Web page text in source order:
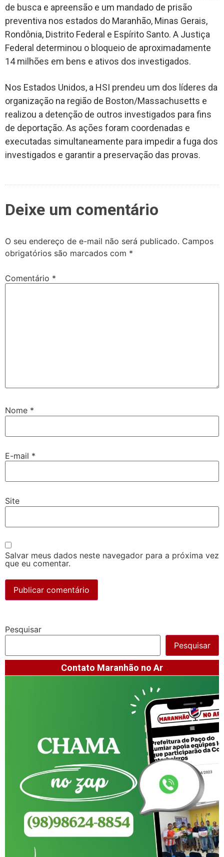
de busca e apreensão e um mandado de prisão
preventiva nos estados do Maranhão, Minas Gerais,
Rondônia, Distrito Federal e Espírito Santo. A Justiça
Federal determinou o bloqueio de aproximadamente
14 milhões em bens e ativos dos investigados.
Nos Estados Unidos, a HSI prendeu um dos líderes da
organização na região de Boston/Massachusetts e
realizou a detenção de outros investigados para fins
de deportação. As ações foram coordenadas e
executadas simultaneamente para impedir a fuga dos
investigados e garantir a preservação das provas.
Deixe um comentário
O seu endereço de e-mail não será publicado. Campos
obrigatórios são marcados com *
Comentário *
Nome *
E-mail *
Site
Salvar meus dados neste navegador para a próxima vez
que eu comentar.
Pesquisar
Pesquisar
Contato Maranhão no Ar